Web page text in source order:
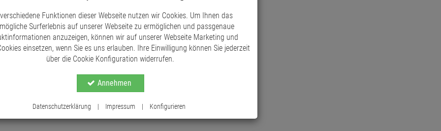
Funktionen dieser Webseite nutzen wir Cookies. Um Ihnen das
Surferlebnis auf unserer Webseite zu ermöglichen und passgenaue
anzuzeigen, können wir auf unserer Webseite Marketing und
einsetzen, wenn Sie es uns erlauben. Ihre Einwilligung können Sie jederzeit
über die Cookie Konfiguration widerrufen.
Annehmen
Datenschutzerklärung | Impressum | Konfigurieren